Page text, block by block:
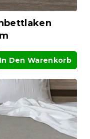
In Den Warenkorb